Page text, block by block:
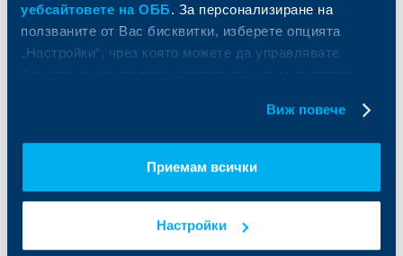
уебсайтовете на ОББ. За персонализиране на
ползваните от Вас бисквитки, изберете опцията
„Настройки“, чрез която можете да управлявате
Виж повече
Приемам всички
Настройки
Спестявания и инвестиции
Частно банкиране
Застраховки
ПОС терминали
Пазари, инвестиционно банкиране
и попечителски услуги
Финансови институции и суверени
Кои сме ние
Групата на KBC
ДЗИ
ОББ Интерлийз